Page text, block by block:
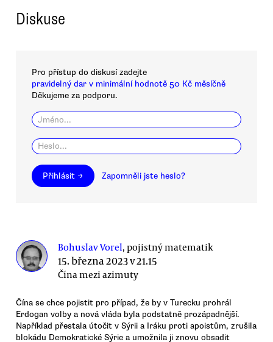
Diskuse
Pro přístup do diskusí zadejte
pravidelný dar v minimální hodnotě 50 Kč měsíčně
Děkujeme za podporu.
Přihlásit → Zapomněli jste heslo?
Bohuslav Vorel, pojistný matematik
15. března 2023 v 21.15
Čína mezi azimuty
Čína se chce pojistit pro případ, že by v Turecku prohrál
Erdogan volby a nová vláda byla podstatně prozápadnější.
Například přestala útočit v Sýrii a Iráku proti apoistům, zrušila
blokádu Demokratické Sýrie a umožnila ji znovu obsadit